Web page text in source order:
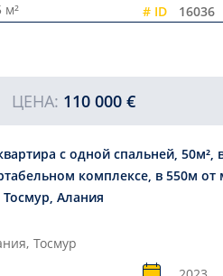
м²
# ID 16036
ЦЕНА: 110 000 €
с одной спальней, 50м²,
комплексе, в 550м от
Алания
Тосмур